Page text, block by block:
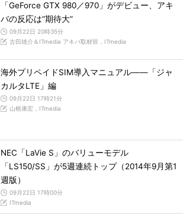
「GeForce GTX 980／970」がデビュー、アキ
バの反応は“期待大”
09月22日 20時35分
古田雄介＆ITmedia アキバ取材班，ITmedia
海外プリペイドSIM導入マニュアル――「ジャ
カルタLTE」編
09月22日 17時21分
山根康宏，ITmedia
NEC「LaVie S」のバリューモデル
「LS150/SS」が5週連続トップ（2014年9月第1
週版）
09月22日 17時00分
ITmedia